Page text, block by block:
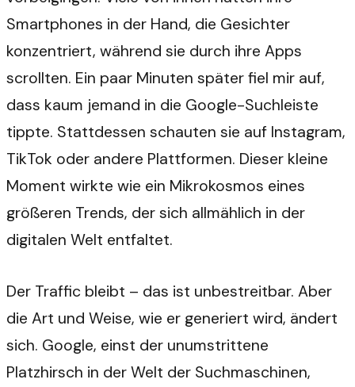
Smartphones in der Hand, die Gesichter
konzentriert, während sie durch ihre Apps
scrollten. Ein paar Minuten später fiel mir auf,
dass kaum jemand in die Google-Suchleiste
tippte. Stattdessen schauten sie auf Instagram,
TikTok oder andere Plattformen. Dieser kleine
Moment wirkte wie ein Mikrokosmos eines
größeren Trends, der sich allmählich in der
digitalen Welt entfaltet.
Der Traffic bleibt – das ist unbestreitbar. Aber
die Art und Weise, wie er generiert wird, ändert
sich. Google, einst der unumstrittene
Platzhirsch in der Welt der Suchmaschinen,